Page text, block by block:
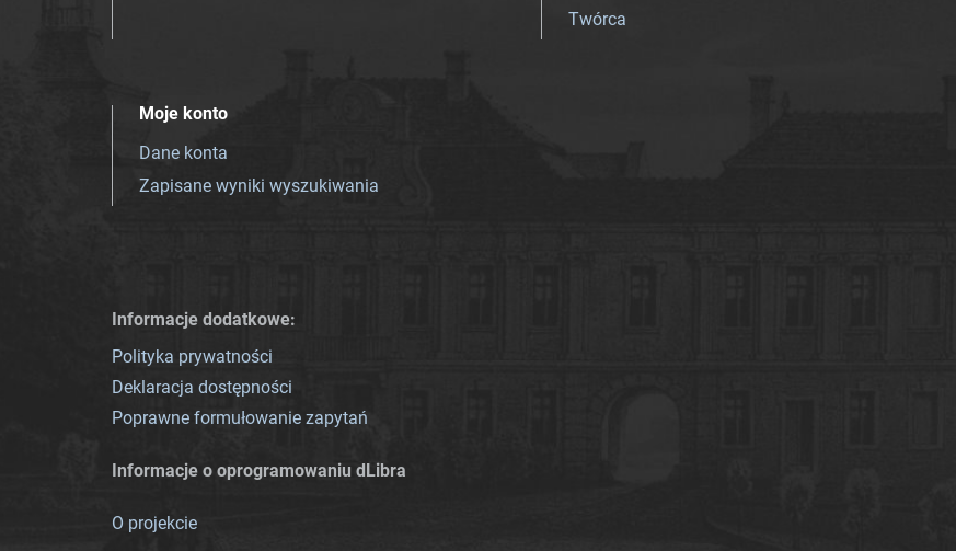
Twórca
Moje konto
Dane konta
Zapisane wyniki wyszukiwania
Informacje dodatkowe:
Polityka prywatności
Deklaracja dostępności
Poprawne formułowanie zapytań
Informacje o oprogramowaniu dLibra
O projekcie